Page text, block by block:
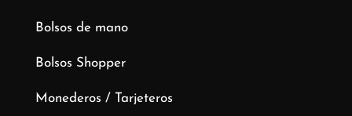
Bolsos de mano
Bolsos Shopper
Monederos / Tarjeteros